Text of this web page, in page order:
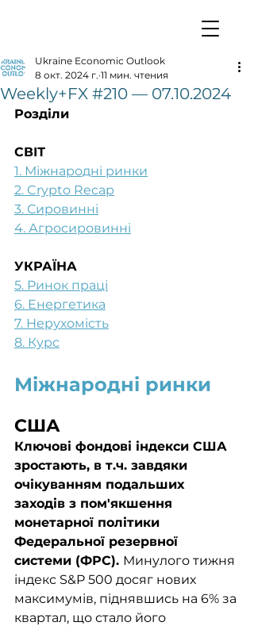
Weekly+FX #210 — 07.10.2024
Ukraine Economic Outlook
8 окт. 2024 г. 11 мин. чтения
Розділи
СВІТ
1. Міжнародні ринки
2. Crypto Recap
3. Сировинні
4. Агросировинні
УКРАЇНА
5. Ринок праці
6. Енергетика
7. Нерухомість
8. Курс
Міжнародні ринки
США
Ключові фондові індекси США
зростають, в т.ч. завдяки
очікуванням подальших
заходів з пом'якшення
монетарної політики
Федеральної резервної
системи (ФРС). Минулого тижня
індекс S&P 500 досяг нових
максимумів, піднявшись на 6% за
квартал, що стало його